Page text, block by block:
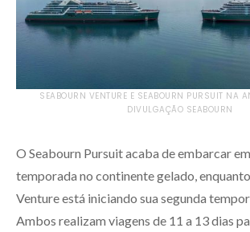
SEABOURN VENTURE E SEABOURN PURSUIT NA
DIVULGAÇÃO SEABOURN
O Seabourn Pursuit acaba de embarcar
temporada no continente gelado,
Venture está iniciando sua segunda
Ambos realizam viagens de 11 a 13 dias